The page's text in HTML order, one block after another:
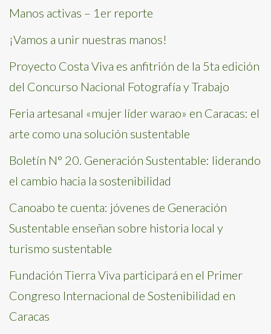
Manos activas – 1er reporte
¡Vamos a unir nuestras manos!
Proyecto Costa Viva es anfitrión de la 5ta edición
del Concurso Nacional Fotografía y Trabajo
Feria artesanal «mujer líder warao» en Caracas: el
arte como una solución sustentable
Boletín N° 20. Generación Sustentable: liderando
el cambio hacia la sostenibilidad
Canoabo te cuenta: jóvenes de Generación
Sustentable enseñan sobre historia local y
turismo sustentable
Fundación Tierra Viva participará en el Primer
Congreso Internacional de Sostenibilidad en
Caracas